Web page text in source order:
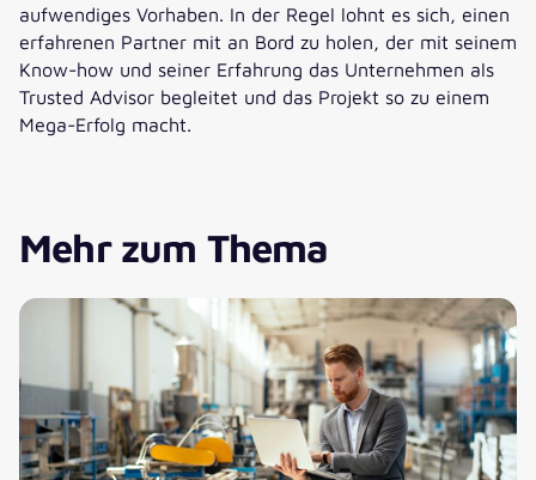
aufwendiges Vorhaben. In der Regel lohnt es sich, einen
erfahrenen Partner mit an Bord zu holen, der mit seinem
Know-how und seiner Erfahrung das Unternehmen als
Trusted Advisor begleitet und das Projekt so zu einem
Mega-Erfolg macht.
Mehr zum Thema